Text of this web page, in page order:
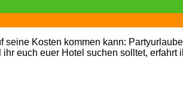
Kosten kommen kann:
euch euer Hotel suchen solltet, erfahrt